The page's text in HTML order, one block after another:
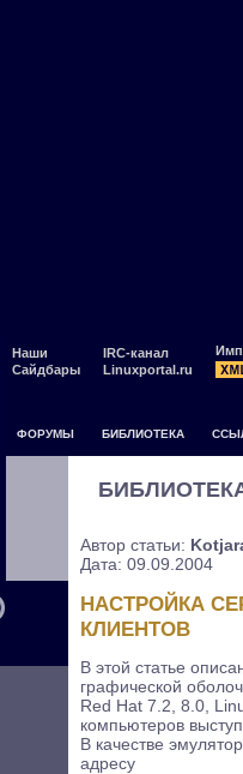
Наши
Сайдбары
IRC-канал
Linuxportal.ru
ФОРУМЫ БИБЛИОТЕКА
Автор статьи:
Дата: 09.09.2004
НАСТРОЙКА
КЛИЕНТОВ
В этой статье
графической
Red Hat 7.2, 8.0,
компьютеров
В качестве
адресу